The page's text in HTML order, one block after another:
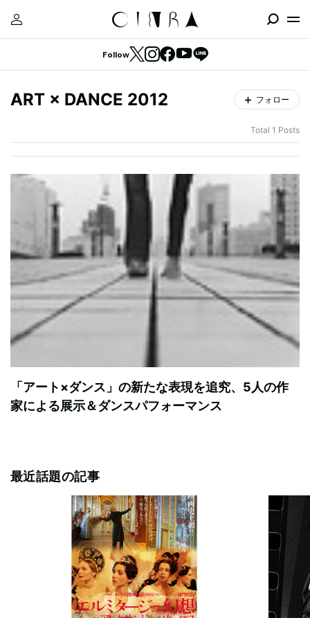
Follow
ART × DANCE 2012 フォロー
Total 1 Posts
「アート×ダンス」の新たな表現を追究、5人の作
家による展示＆ダンスパフォーマンス
最近話題の記事